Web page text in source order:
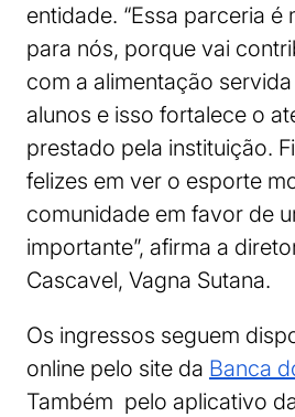
entidade. “Essa parceria
para nós, porque vai
com a alimentação
alunos e isso fortalece o
prestado pela instituição.
felizes em ver o esporte
comunidade em favor de
importante”, afirma a
Cascavel, Vagna Sutana.
Os ingressos seguem
online pelo site da Banca
Também pelo aplicativo